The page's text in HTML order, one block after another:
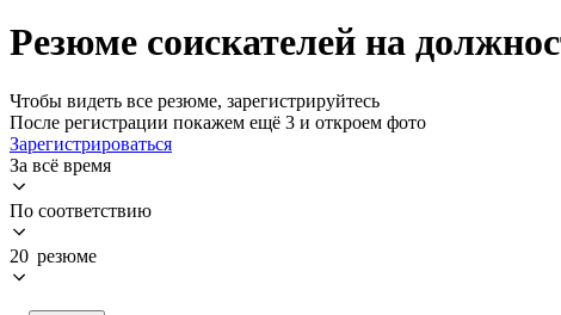
Резюме соискателей на
Чтобы видеть все резюме, зарегистрируйтесь
После регистрации покажем ещё 3 и откроем фото
Зарегистрироваться
За всё время
По соответствию
20 резюме